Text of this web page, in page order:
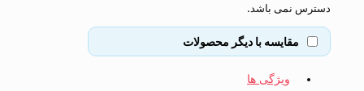
نمی باشد.
مقایسه با دیگر محصولات
ویژگی ها